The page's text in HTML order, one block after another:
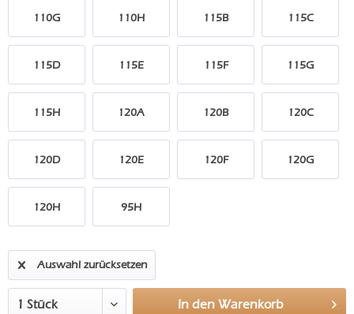
110G 110H 115B 115C
115D 115E 115F 115G
115H 120A 120B 120C
120D 120E 120F 120G
120H 95H
Auswahl zurücksetzen
In den Warenkorb